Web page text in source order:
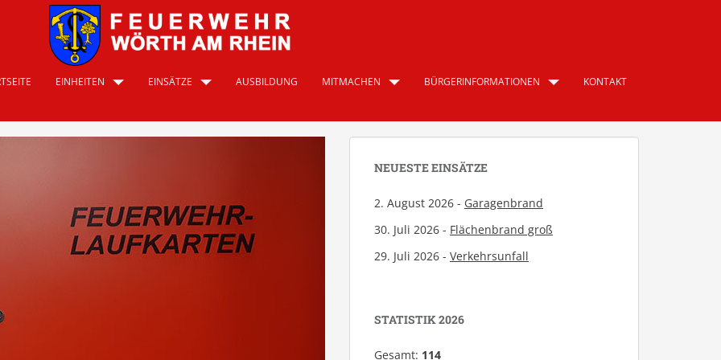
EINHEITEN EINSÄTZE AUSBILDUNG MITMACHEN BÜRGERINFORMATIONEN KONTAKT
NEUESTE EINSÄTZE
2. August 2026 - Garagenbrand
30. Juli 2026 - Flächenbrand groß
29. Juli 2026 - Verkehrsunfall
STATISTIK 2026
Gesamt: 114